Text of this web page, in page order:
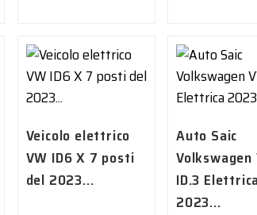
Veicolo elettrico
VW ID6 X 7 posti
del 2023...
Auto Saic
Volkswagen
ID.3
2023...